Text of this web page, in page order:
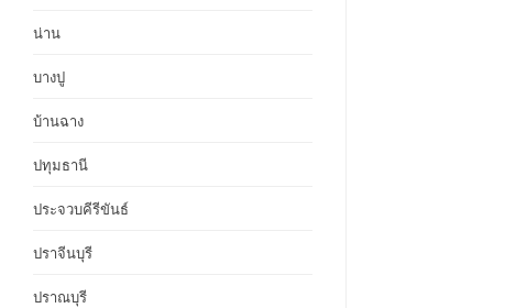
น่าน
บางปู
บ้านฉาง
ปทุมธานี
ประจวบคีรีขันธ์
ปราจีนบุรี
ปราณบุรี